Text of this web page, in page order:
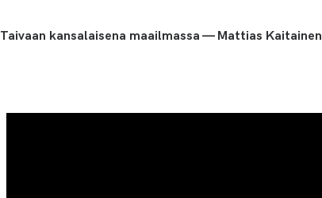
Taivaan kansalaisena maailmassa — Mattias Kaitainen